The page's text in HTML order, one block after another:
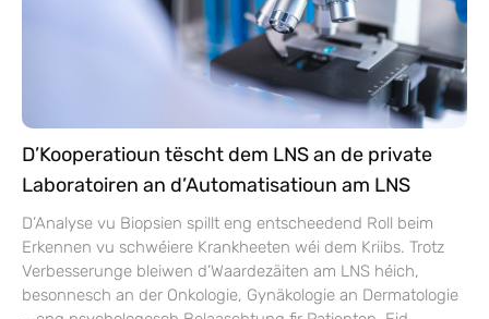
D’Kooperatioun tëscht dem LNS an de private
Laboratoiren an d’Automatisatioun am LNS
D’Analyse vu Biopsien spillt eng entscheedend Roll beim
Erkennen vu schwéiere Krankheeten wéi dem Kriibs. Trotz
Verbesserunge bleiwen d’Waardezäiten am LNS héich,
besonnesch an der Onkologie, Gynäkologie an Dermatologie